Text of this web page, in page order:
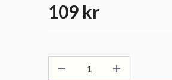
109 kr